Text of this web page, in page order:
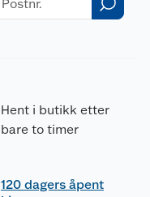
Hent i butikk etter
bare to timer
120 dagers åpent